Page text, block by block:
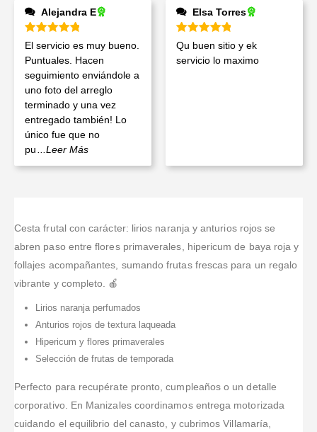
Alejandra E
Valorado en de 5
El servicio es muy bueno.
Puntuales. Hacen
seguimiento enviándole a
uno foto del arreglo
terminado y una vez
entregado también! Lo
único fue que no
pu
...Leer Más
Elsa Torres
Valorado en de 5
Qu buen sitio y ek
servicio lo maximo
Cesta frutal con carácter: lirios naranja y anturios rojos se
abren paso entre flores primaverales, hipericum de baya roja y
follajes acompañantes, sumando frutas frescas para un regalo
vibrante y completo. 🍎
Lirios naranja perfumados
Anturios rojos de textura laqueada
Hipericum y flores primaverales
Selección de frutas de temporada
Perfecto para recupérate pronto, cumpleaños o un detalle
corporativo. En Manizales coordinamos entrega motorizada
cuidando el equilibrio del canasto, y cubrimos Villamaría,